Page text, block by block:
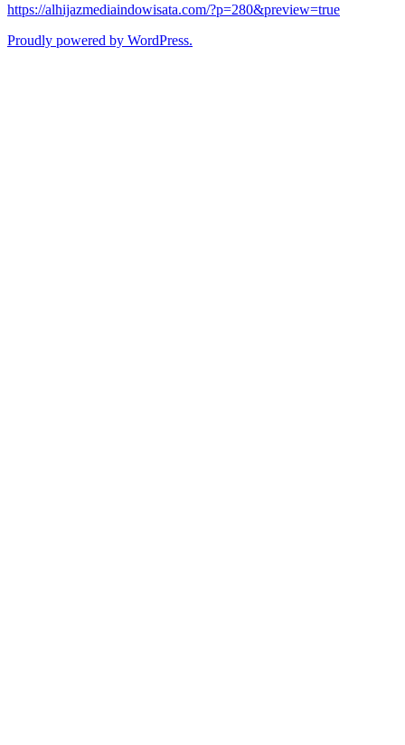
https://alhijazmediaindowisata.com/?p=280&preview=true
Proudly powered by WordPress.